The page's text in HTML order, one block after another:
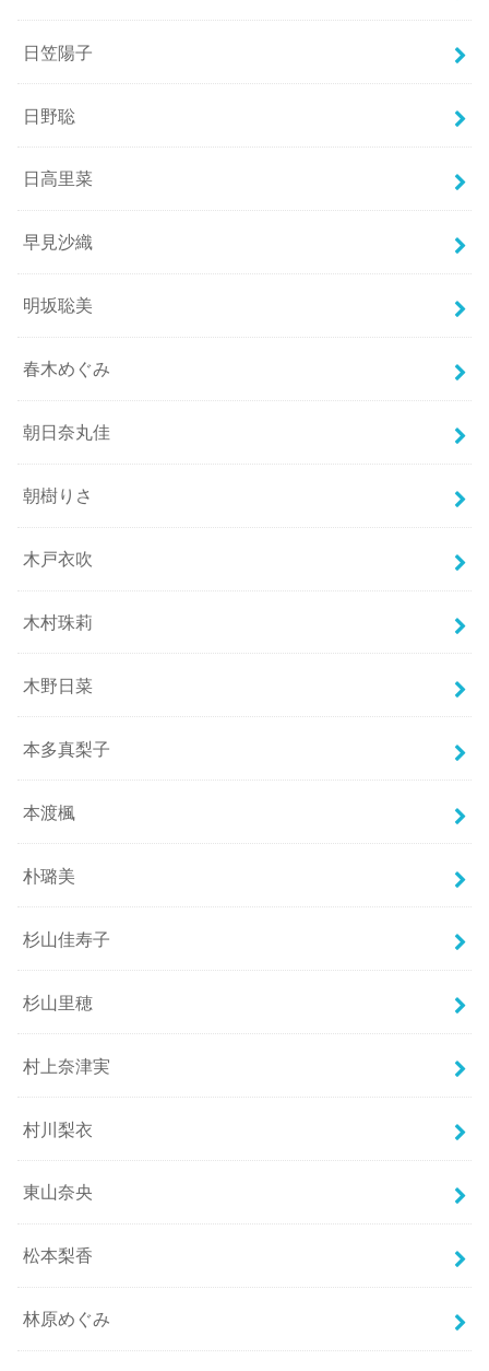
日笠陽子
日野聡
日高里菜
早見沙織
明坂聡美
春木めぐみ
朝日奈丸佳
朝樹りさ
木戸衣吹
木村珠莉
木野日菜
本多真梨子
本渡楓
朴璐美
杉山佳寿子
杉山里穂
村上奈津実
村川梨衣
東山奈央
松本梨香
林原めぐみ